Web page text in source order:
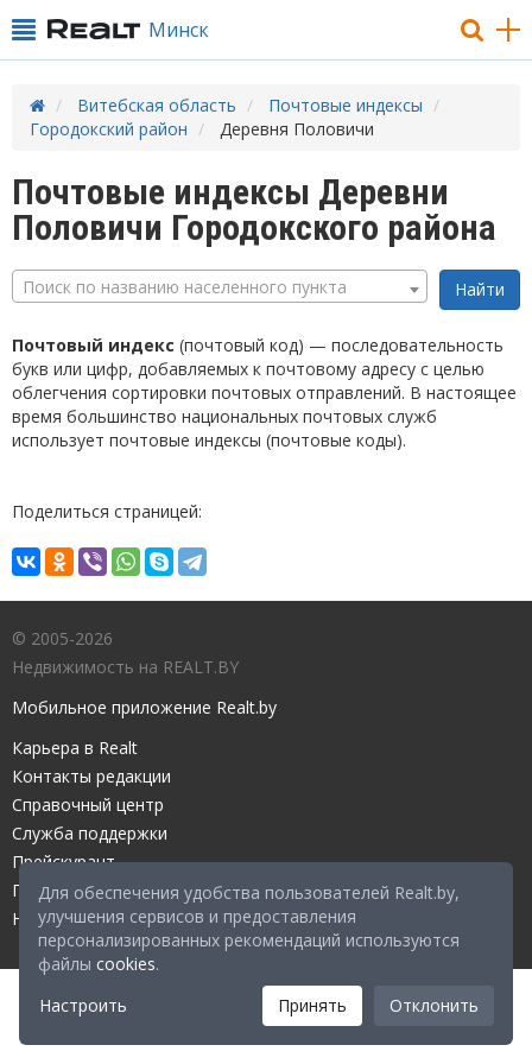
Для обеспечения удобства пользователей Realt.by,
улучшения сервисов и предоставления
персонализированных рекомендаций используются
файлы cookies.
Настроить
Принять Отклонить
Минск
Витебская область
Почтовые индексы
Городокский район
Деревня Половичи
Почтовые индексы Деревни
Половичи Городокского района
Поиск по названию населенного пункта
Почтовый индекс (почтовый код) — последовательность
букв или цифр, добавляемых к почтовому адресу с целью
облегчения сортировки почтовых отправлений. В настоящее
время большинство национальных почтовых служб
использует почтовые индексы (почтовые коды).
Поделиться страницей:
© 2005-2026
Недвижимость на REALT.BY
Мобильное приложение Realt.by
Карьера в Realt
Контакты редакции
Справочный центр
Служба поддержки
Прейскурант
Правовые документы
Настройка файлов cookies